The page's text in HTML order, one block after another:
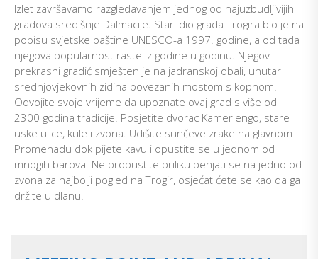
Izlet završavamo razgledavanjem jednog od najuzbudljivijih
gradova središnje Dalmacije. Stari dio grada Trogira bio je na
popisu svjetske baštine UNESCO-a 1997. godine, a od tada
njegova popularnost raste iz godine u godinu. Njegov
prekrasni gradić smješten je na jadranskoj obali, unutar
srednjovjekovnih zidina povezanih mostom s kopnom.
Odvojite svoje vrijeme da upoznate ovaj grad s više od
2300 godina tradicije. Posjetite dvorac Kamerlengo, stare
uske ulice, kule i zvona. Udišite sunčeve zrake na glavnom
Promenadu dok pijete kavu i opustite se u jednom od
mnogih barova. Ne propustite priliku penjati se na jedno od
zvona za najbolji pogled na Trogir, osjećat ćete se kao da ga
držite u dlanu.